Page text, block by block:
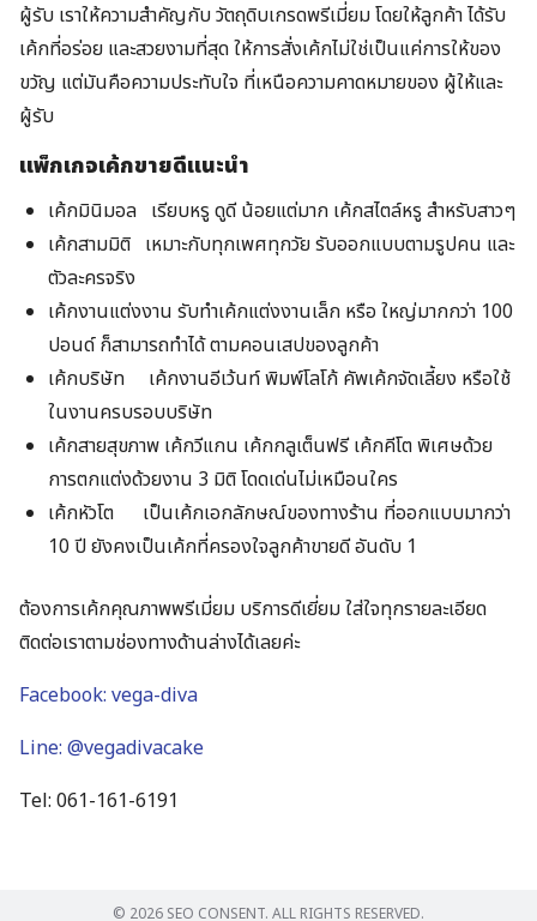
ผู้รับ เราให้ความสำคัญกับ วัตถุดิบเกรดพรีเมี่ยม โดยให้ลูกค้า ได้รับ
เค้กที่อร่อย และสวยงามที่สุด ให้การสั่งเค้กไม่ใช่เป็นแค่การให้ของ
ขวัญ แต่มันคือความประทับใจ ที่เหนือความคาดหมายของ ผู้ให้และ
ผู้รับ
แพ็กเกจเค้กขายดีแนะนำ
เค้กมินิมอล เรียบหรู ดูดี น้อยแต่มาก เค้กสไตล์หรู สำหรับสาวๆ
เค้กสามมิติ เหมาะกับทุกเพศทุกวัย รับออกแบบตามรูปคน และ
ตัวละครจริง
เค้กงานแต่งงาน รับทำเค้กแต่งงานเล็ก หรือ ใหญ่มากกว่า 100
ปอนด์ ก็สามารถทำได้ ตามคอนเสปของลูกค้า
เค้กบริษัท
เค้กงานอีเว้นท์ พิมพ์โลโก้ คัพเค้กจัดเลี้ยง หรือใช้
ในงานครบรอบบริษัท
เค้กสายสุขภาพ เค้กวีแกน เค้กกลูเต็นฟรี เค้กคีโต พิเศษด้วย
การตกแต่งด้วยงาน 3 มิติ โดดเด่นไม่เหมือนใคร
เค้กหัวโต
เป็นเค้กเอกลักษณ์ของทางร้าน ที่ออกแบบมากว่า
10 ปี ยังคงเป็นเค้กที่ครองใจลูกค้าขายดี อันดับ 1
ต้องการเค้กคุณภาพพรีเมี่ยม บริการดีเยี่ยม ใส่ใจทุกรายละเอียด
ติดต่อเราตามช่องทางด้านล่างได้เลยค่ะ
Facebook: vega-diva
Line: @vegadivacake
Tel: 061-161-6191
© 2026 SEO CONSENT. ALL RIGHTS RESERVED.